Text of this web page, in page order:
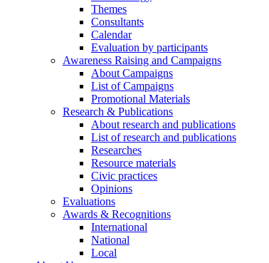
Themes
Consultants
Calendar
Evaluation by participants
Awareness Raising and Campaigns
About Campaigns
List of Campaigns
Promotional Materials
Research & Publications
About research and publications
List of research and publications
Researches
Resource materials
Civic practices
Opinions
Evaluations
Awards & Recognitions
International
National
Local